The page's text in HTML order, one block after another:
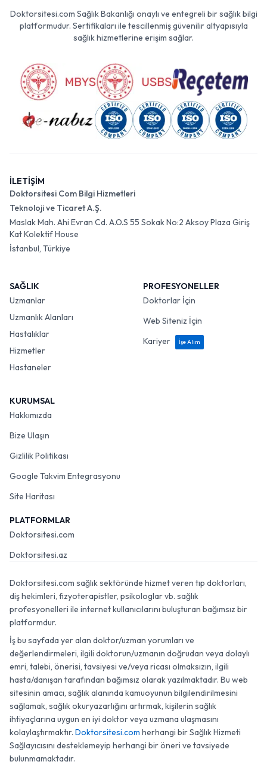
Doktorsitesi.com Sağlık Bakanlığı onaylı ve entegreli bir sağlık bilgi
platformudur. Sertifikaları ile tescillenmiş güvenilir altyapısıyla
sağlık hizmetlerine erişim sağlar.
İLETİŞİM
Doktorsitesi Com Bilgi Hizmetleri
Teknoloji ve Ticaret A.Ş.
Maslak Mah. Ahi Evran Cd. A.O.S 55 Sokak No:2 Aksoy Plaza Giriş
Kat Kolektif House
İstanbul, Türkiye
SAĞLIK
Uzmanlar
Uzmanlık Alanları
Hastalıklar
Hizmetler
Hastaneler
PROFESYONELLER
Doktorlar İçin
Web Siteniz İçin
Kariyer
İşe Alım
KURUMSAL
Hakkımızda
Bize Ulaşın
Gizlilik Politikası
Google Takvim Entegrasyonu
Site Haritası
PLATFORMLAR
Doktorsitesi.com
Doktorsitesi.az
Doktorsitesi.com sağlık sektöründe hizmet veren tıp doktorları,
diş hekimleri, fizyoterapistler, psikologlar vb. sağlık
profesyonelleri ile internet kullanıcılarını buluşturan bağımsız bir
platformdur.
İş bu sayfada yer alan doktor/uzman yorumları ve
değerlendirmeleri, ilgili doktorun/uzmanın doğrudan veya dolaylı
emri, talebi, önerisi, tavsiyesi ve/veya ricası olmaksızın, ilgili
hasta/danışan tarafından bağımsız olarak yazılmaktadır. Bu web
sitesinin amacı, sağlık alanında kamuoyunun bilgilendirilmesini
sağlamak, sağlık okuryazarlığını artırmak, kişilerin sağlık
ihtiyaçlarına uygun en iyi doktor veya uzmana ulaşmasını
kolaylaştırmaktır. Doktorsitesi.com herhangi bir Sağlık Hizmeti
Sağlayıcısını desteklemeyip herhangi bir öneri ve tavsiyede
bulunmamaktadır.